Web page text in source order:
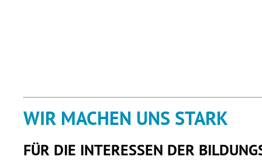
WIR MACHEN UNS STARK
FÜR DIE INTERESSEN DER